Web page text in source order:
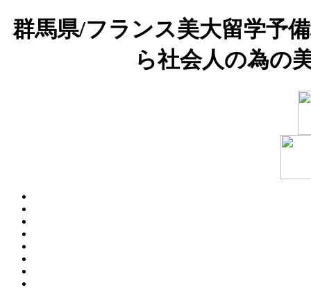
群馬県/フランス美大留学予
ら社会人の為の